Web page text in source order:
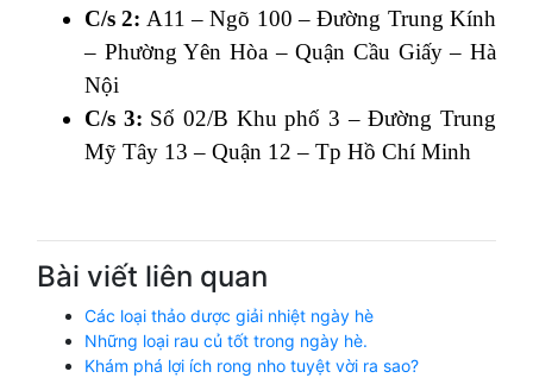
C/s 2: A11 – Ngõ 100 – Đường Trung Kính
– Phường Yên Hòa – Quận Cầu Giấy – Hà
Nội
C/s 3: Số 02/B Khu phố 3 – Đường Trung
Mỹ Tây 13 – Quận 12 – Tp Hồ Chí Minh
Bài viết liên quan
Các loại thảo dược giải nhiệt ngày hè
Những loại rau củ tốt trong ngày hè.
Khám phá lợi ích rong nho tuyệt vời ra sao?